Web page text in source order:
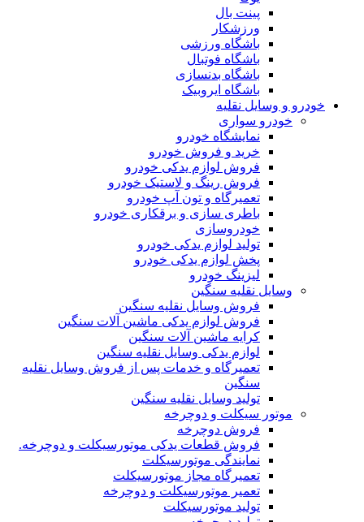
پینت بال
ورزشکار
باشگاه ورزشی
باشگاه فوتبال
باشگاه بدنسازی
باشگاه ایروبیک
خودرو و وسایل نقلیه
خودرو سواری
نمایشگاه خودرو
خرید و فروش خودرو
فروش لوازم یدکی خودرو
فروش رینگ و لاستیک خودرو
تعمیرگاه و تون آپ خودرو
باطری سازی و برقکاری خودرو
خودروسازی
تولید لوازم یدکی خودرو
پخش لوازم یدکی خودرو
لیزینگ خودرو
وسایل نقلیه سنگین
فروش وسایل نقلیه سنگین
فروش لوازم یدکی ماشین آلات سنگین
کرایه ماشین آلات سنگین
لوازم یدکی وسایل نقلیه سنگین
تعمیرگاه و خدمات پس از فروش وسایل نقلیه
سنگین
تولید وسایل نقلیه سنگین
موتور سیکلت و دوچرخه
فروش دوچرخه
فروش قطعات یدکی موتورسیکلت و دوچرخه.
نمایندگی موتورسیکلت
تعمیرگاه مجاز موتورسیکلت
تعمیر موتورسیکلت و دوچرخه
تولید موتورسیکلت